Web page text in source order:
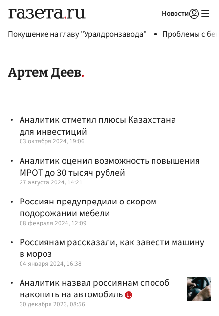
Новости
Покушение на главу "Уралдронзавода" Проблемы с
Артем Деев
Аналитик отметил плюсы Казахстана
для инвестиций
03 октября 2024, 19:06
Аналитик оценил возможность повышения
МРОТ до 30 тысяч рублей
27 августа 2024, 14:21
Россиян предупредили о скором
подорожании мебели
08 февраля 2024, 12:09
Россиянам рассказали, как завести машину
в мороз
04 января 2024, 16:38
Аналитик назвал россиянам способ
накопить на автомобиль
30 декабря 2023, 08:56